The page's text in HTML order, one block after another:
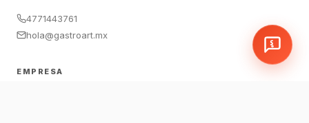
4771443761
hola@gastroart.mx
EMPRESA